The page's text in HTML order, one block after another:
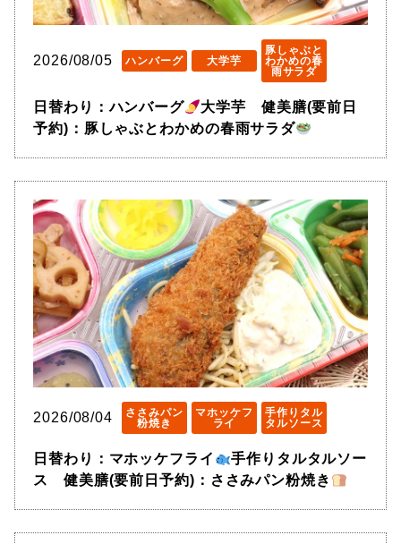
2026/08/05 ハンバーグ 大学芋
豚しゃぶと
わかめの春
雨サラダ
日替わり：ハンバーグ
大学芋 健美膳(要前日
予約)：豚しゃぶとわかめの春雨サラダ
2026/08/04
ささみパン
粉焼き
マホッケフ
ライ
手作りタル
タルソース
日替わり：マホッケフライ
手作りタルタルソー
ス 健美膳(要前日予約)：ささみパン粉焼き